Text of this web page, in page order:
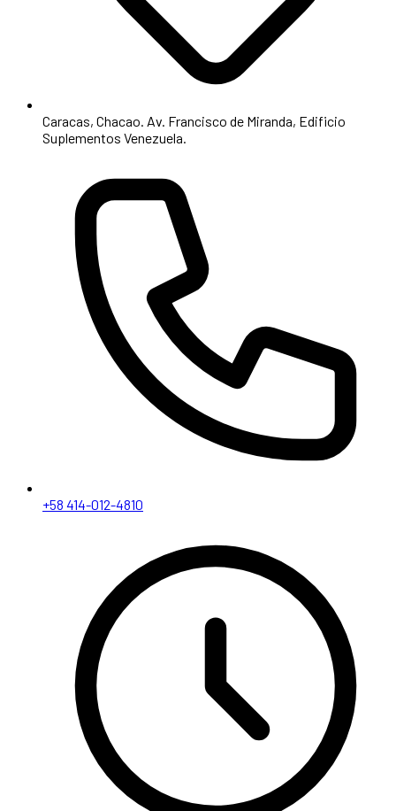
Caracas, Chacao. Av. Francisco de Miranda, Edificio
Suplementos Venezuela.
+58 414-012-4810